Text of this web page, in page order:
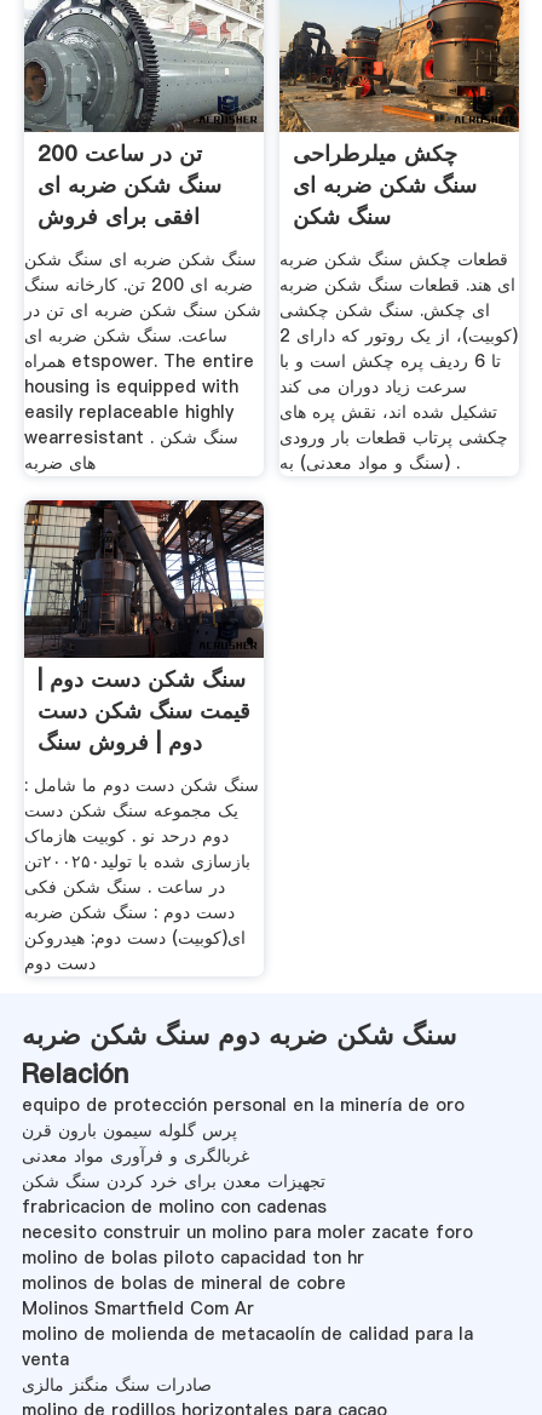
200 تن در ساعت
سنگ شکن ضربه ای
افقی برای فروش
سنگ شکن ضربه ای سنگ شکن
ضربه ای 200 تن. کارخانه سنگ
شکن سنگ شکن ضربه ای تن در
ساعت. سنگ شکن ضربه ای
همراه etspower. The entire
housing is equipped with
easily replaceable highly
wearresistant . سنگ شکن
های ضربه
چکش میلرطراحی
سنگ شکن ضربه ای
سنگ شکن
قطعات چکش سنگ شکن ضربه
ای هند. قطعات سنگ شکن ضربه
ای چکش. سنگ شکن چکشی
(کوبیت)، از یک روتور که دارای 2
تا 6 ردیف پره چکش است و با
سرعت زیاد دوران می کند
تشکیل شده اند، نقش پره های
چکشی پرتاب قطعات بار ورودی
(سنگ و مواد معدنی) به .
سنگ شکن دست دوم |
قیمت سنگ شکن دست
دوم | فروش سنگ
شکن دست
سنگ شکن دست دوم ما شامل :
یک مجموعه سنگ شکن دست
دوم درحد نو . کوبیت هازماک
بازسازی شده با تولید۲۰۰۲۵۰تن
در ساعت . سنگ شکن فکی
دست دوم : سنگ شکن ضربه
ای(کوبیت) دست دوم: هیدروکن
دست دوم
سنگ شکن ضربه دوم سنگ شکن ضربه
Relación
equipo de protección personal en la minería de oro
پرس گلوله سیمون بارون قرن
غربالگری و فرآوری مواد معدنی
تجهیزات معدن برای خرد کردن سنگ شکن
frabricacion de molino con cadenas
necesito construir un molino para moler zacate foro
molino de bolas piloto capacidad ton hr
molinos de bolas de mineral de cobre
Molinos Smartfield Com Ar
molino de molienda de metacaolín de calidad para la
venta
صادرات سنگ منگنز مالزی
molino de rodillos horizontales para cacao